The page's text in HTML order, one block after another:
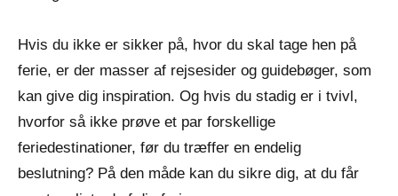
Hvis du ikke er sikker på, hvor du skal tage hen på
ferie, er der masser af rejsesider og guidebøger, som
kan give dig inspiration. Og hvis du stadig er i tvivl,
hvorfor så ikke prøve et par forskellige
feriedestinationer, før du træffer en endelig
beslutning? På den måde kan du sikre dig, at du får